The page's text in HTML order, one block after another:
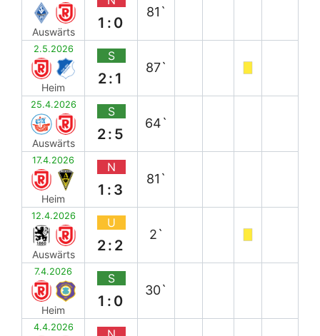
Auswärts
1:0
81`
2.5.2026
Heim
S
2:1
87`
25.4.2026
Auswärts
S
2:5
64`
17.4.2026
Heim
N
1:3
81`
12.4.2026
Auswärts
U
2:2
2`
7.4.2026
Heim
S
1:0
30`
4.4.2026